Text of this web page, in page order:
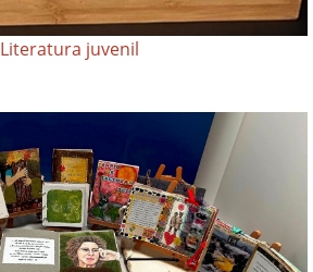
Literatura juvenil